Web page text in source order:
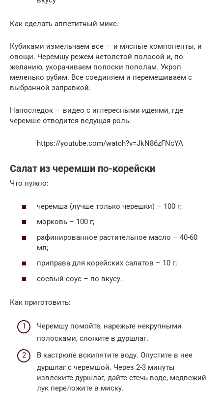
Как сделать аппетитный микс.
Кубиками измельчаем все — и мясные компоненты, и
овощи. Черемшу режем нетолстой полосой и, по
желанию, укорачиваем полоски пополам. Укроп
меленько рубим. Все соединяем и перемешиваем с
выбранной заправкой.
Напоследок — видео с интересными идеями, где
черемше отводится ведущая роль.
https://youtube.com/watch?v=JkN86zFNcYA
Салат из черемши по-корейски
Что нужно:
черемша (лучше только черешки) – 100 г;
морковь – 100 г;
рафинированное растительное масло – 40-60
мл;
приправа для корейских салатов – 10 г;
соевый соус – по вкусу.
Как приготовить:
Черемшу помойте, нарежьте некрупными
полосками, сложите в дуршлаг.
В кастрюле вскипятите воду. Опустите в нее
дуршлаг с черемшой. Через 2-3 минуты
извлеките дуршлаг, дайте стечь воде, медвежий
лук переложите в миску.